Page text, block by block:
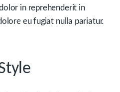
in reprehenderit in
eu fugiat nulla pariatur.